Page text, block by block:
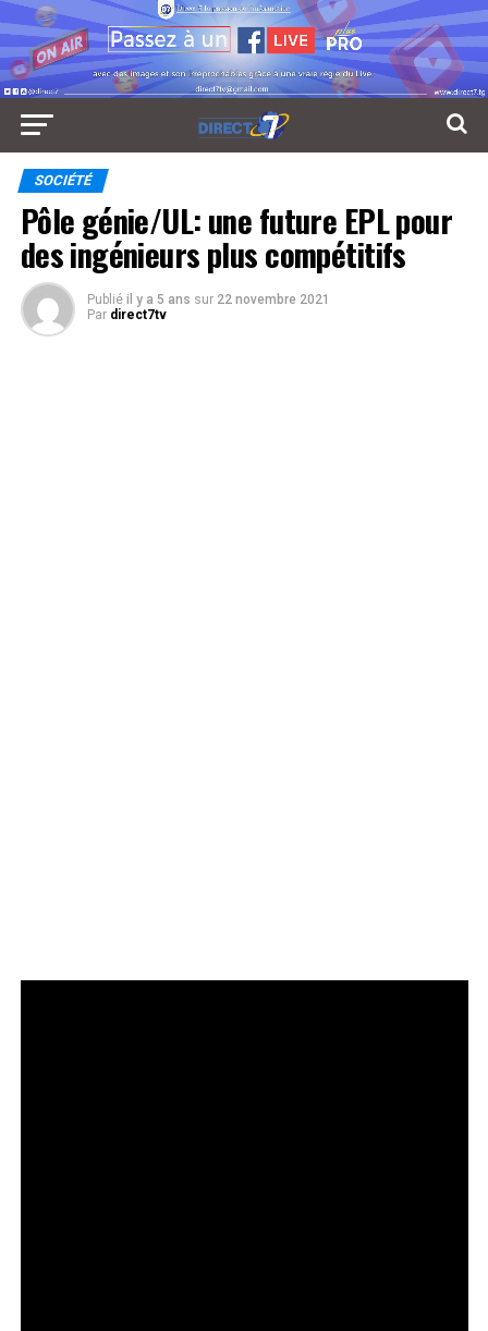
SOCIÉTÉ
Pôle génie/UL: une future EPL pour
des ingénieurs plus compétitifs
Publié il y a 5 ans sur 22 novembre 2021
Par direct7tv